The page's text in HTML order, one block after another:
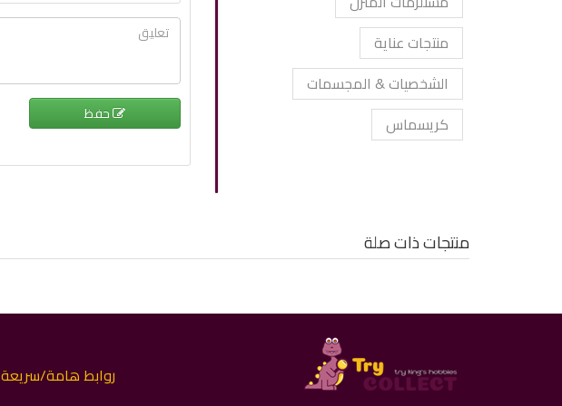
منتجات عناية
الشخصيات & المجسمات
كريسماس
حفظ
منتجات ذات صلة
روابط هامة/سريعة